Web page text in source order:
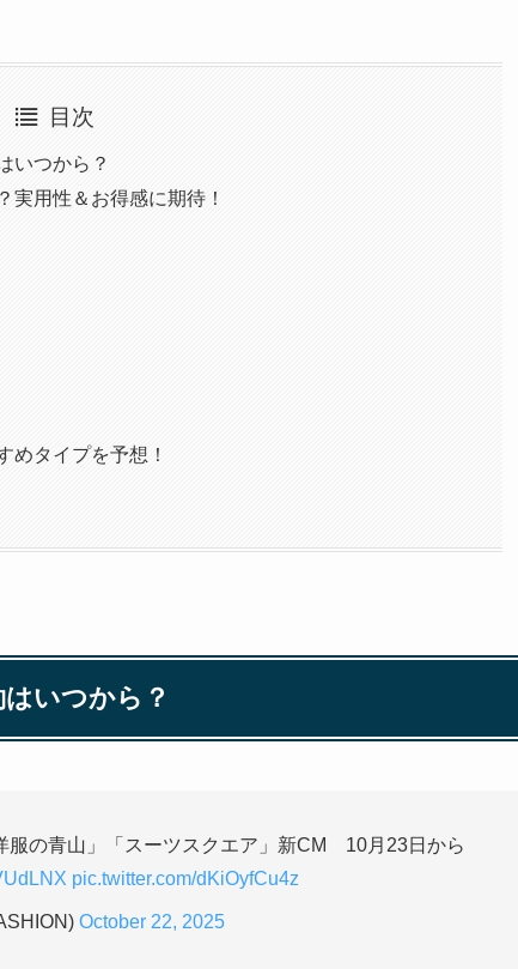
目次
いつから？
実用性＆お得感に期待！
めタイプを予想！
いつから？
服の青山」「スーツスクエア」新CM 10月23日から
pic.twitter.com/dKiOyfCu4z
October 22, 2025